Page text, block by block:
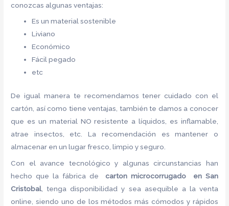
conozcas algunas ventajas:
Es un material sostenible
Liviano
Económico
Fácil pegado
etc
De igual manera te recomendamos tener cuidado con el
cartón, así como tiene ventajas, también te damos a conocer
que es un material NO resistente a líquidos, es inflamable,
atrae insectos, etc. La recomendación es mantener o
almacenar en un lugar fresco, limpio y seguro.
Con el avance tecnológico y algunas circunstancias han
hecho que la fábrica decarton microcorrugado en San
Cristobal , tenga disponibilidad y sea asequible a la venta
online, siendo uno de los métodos más cómodos y rápidos